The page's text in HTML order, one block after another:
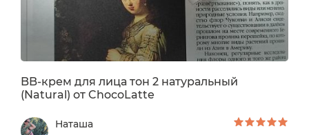
Вопрос
Как вы думаете такой оттенок подойдет на
BB-крем для лица тон 2 натуральный
(Natural) от ChocoLatte
Наташа